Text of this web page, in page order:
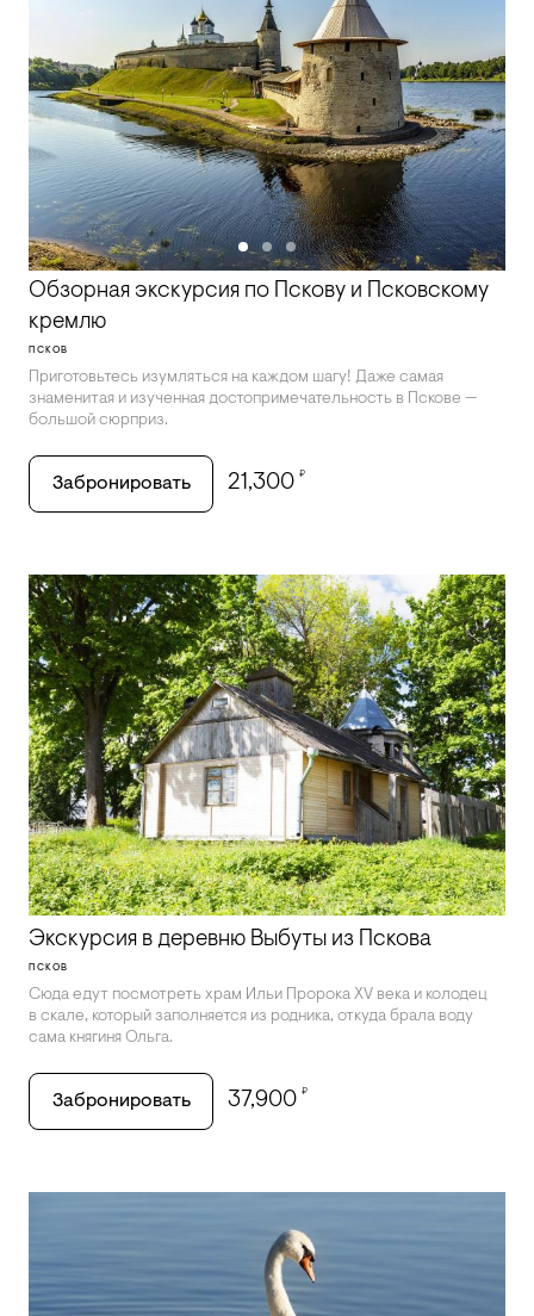
Обзорная экскурсия по Пскову и Псковскому
кремлю
ПСКОВ
Приготовьтесь изумляться на каждом шагу! Даже самая
знаменитая и изученная достопримечательность в Пскове —
большой сюрприз.
Забронировать 21,300 ₽
Экскурсия в деревню Выбуты из Пскова
ПСКОВ
Сюда едут посмотреть храм Ильи Пророка XV века и колодец
в скале, который заполняется из родника, откуда брала воду
сама княгиня Ольга.
Забронировать 37,900 ₽